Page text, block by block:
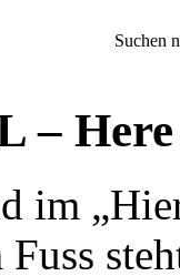
Suchen
–
im